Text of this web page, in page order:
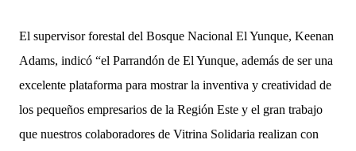
El supervisor forestal del Bosque Nacional El Yunque, Keenan
Adams, indicó “el Parrandón de El Yunque, además de ser una
excelente plataforma para mostrar la inventiva y creatividad de
los pequeños empresarios de la Región Este y el gran trabajo
que nuestros colaboradores de Vitrina Solidaria realizan con